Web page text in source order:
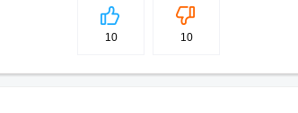
5
10 10